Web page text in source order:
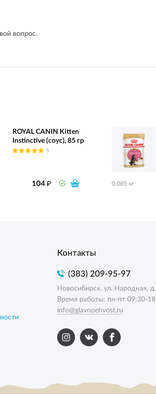
вопрос.
ROYAL CANIN Kitten
Instinctive (соус), 85 гр
5
104₽ 0.085 кг
Контакты
(383) 209-95-97
Новосибирск, ул. Народная,
Время работы: пн-пт 09:30-
info@glavnoehvost.ru